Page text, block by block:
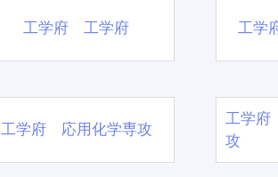
工学府 工学府 工学
工学府 応用化学専攻
工学府
攻